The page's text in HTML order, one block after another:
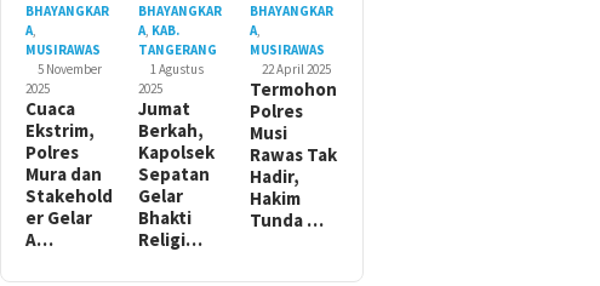
BHAYANGKAR
A,
MUSIRAWAS
5 November
2025
Cuaca
Ekstrim,
Polres
Mura dan
Stakehold
er Gelar
A…
BHAYANGKAR
A, KAB.
TANGERANG
1 Agustus
2025
Jumat
Berkah,
Kapolsek
Sepatan
Gelar
Bhakti
Religi…
BHAYANGKAR
A,
MUSIRAWAS
22 April 2025
Termohon
Polres
Musi
Rawas Tak
Hadir,
Hakim
Tunda …